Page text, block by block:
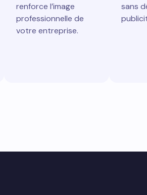
renforce l’image
professionnelle de
votre entreprise.
sans